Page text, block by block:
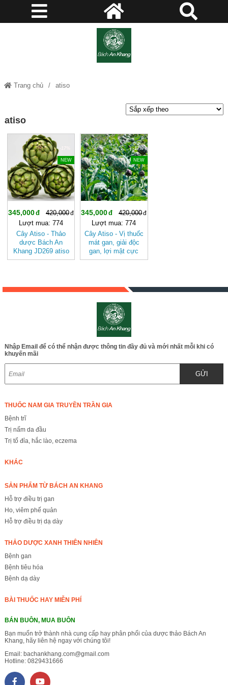
Trang chủ atiso
atiso
NEW
345,000
420,000
Lượt mua: 774
Cây Atiso - Thảo
dược Bách An
Khang JD269 atiso
-17%
NEW
345,000
420,000
Lượt mua: 774
Cây Atiso - Vị thuốc
mát gan, giải độc
gan, lợi mật cực
hay JD269 atiso
Nhập Email để có thể nhận được thông tin đầy đủ và mới nhất mỗi khi có
khuyến mãi
GỬI
THUỐC NAM GIA TRUYỀN TRẦN GIA
Bệnh trĩ
Trị nấm da đầu
Trị tổ đỉa, hắc lào, eczema
KHÁC
SẢN PHẨM TỪ BÁCH AN KHANG
Hỗ trợ điều trị gan
Ho, viêm phế quản
Hỗ trợ điều trị dạ dày
THẢO DƯỢC XANH THIÊN NHIÊN
Bệnh gan
Bệnh tiêu hóa
Bệnh dạ dày
BÀI THUỐC HAY MIỄN PHÍ
BÁN BUÔN, MUA BUÔN
Bạn muốn trở thành nhà cung cấp hay phân phối của dược thảo Bách An
Khang, hãy liên hệ ngay với chúng tôi!
Email: bachankhang.com@gmail.com
Hotline: 0829431666